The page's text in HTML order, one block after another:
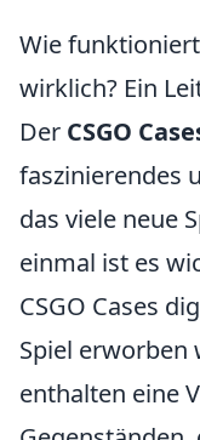
Wie
wirklich? Ein
Der CSGO
faszinierendes
das viele neue
einmal ist es
CSGO Cases
Spiel erworben
enthalten eine